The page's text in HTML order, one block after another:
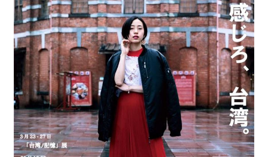
新
情
報
と
過
去
行
事